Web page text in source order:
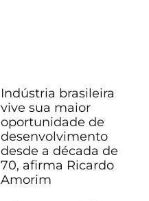
Indústria brasileira
vive sua maior
oportunidade de
desenvolvimento
desde a década de
70, afirma Ricardo
Amorim